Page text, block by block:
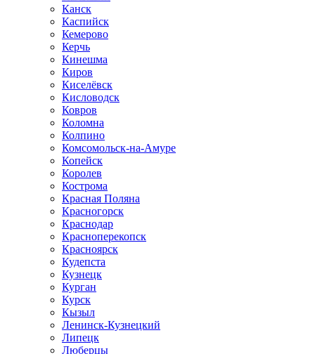
Канск
Каспийск
Кемерово
Керчь
Кинешма
Киров
Киселёвск
Кисловодск
Ковров
Коломна
Колпино
Комсомольск-на-Амуре
Копейск
Королев
Кострома
Красная Поляна
Красногорск
Краснодар
Красноперекопск
Красноярск
Кудепста
Кузнецк
Курган
Курск
Кызыл
Ленинск-Кузнецкий
Липецк
Люберцы